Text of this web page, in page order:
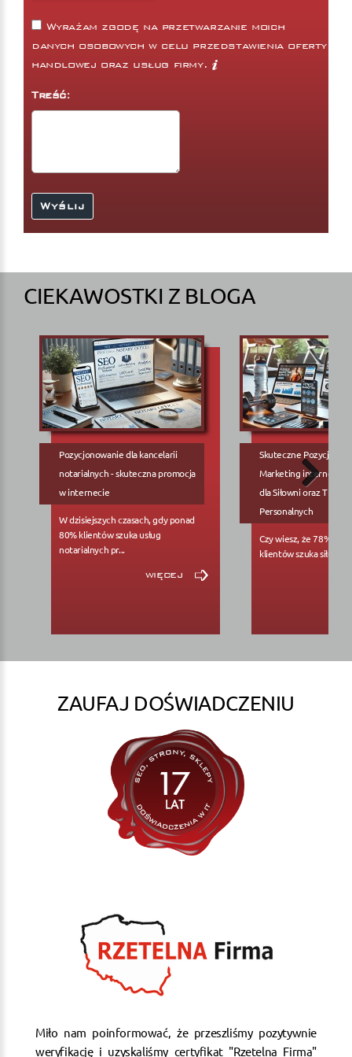
Wyrażam zgodę na przetwarzanie moich
danych osobowych w celu przedstawienia oferty
handlowej oraz usług firmy.
Treść:
CIEKAWOSTKI Z BLOGA
Pozycjonowanie dla kancelarii
notarialnych - skuteczna promocja
w internecie
W dzisiejszych czasach, gdy ponad
80% klientów szuka usług
notarialnych pr...
więcej
Skuteczne
Marketing internetowy
dla Siłowni oraz
Personalnych
Czy wiesz, że 78%
klientów szuka siłowni...
ZAUFAJ DOŚWIADCZENIU
Miło nam poinformować, że przeszliśmy pozytywnie
weryfikację i uzyskaliśmy certyfikat "Rzetelna Firma"